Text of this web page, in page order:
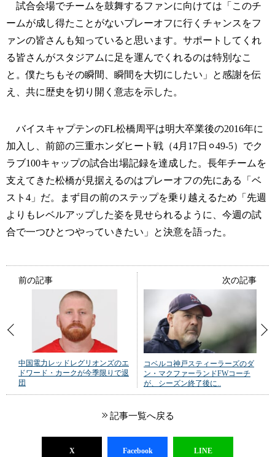
試合会場でチームを鼓舞するファンに向けては「このチ
ームが成し得たことがないプレーオフに行くチャンスをフ
ァンの皆さんも知っていると思います。サポートしてくれ
る皆さんがスタジアムに足を運んでくれるのは特別なこ
と。僕たちもその瞬間、瞬間を大切にしたい」と感謝を伝
え、共に歴史を切り開く意志を示した。
バイスキャプテンのFL松橋周平は明大卒業後の2016年に
加入し、前節の三重ホンダヒート戦（4月17日⚪︎49-5）でク
ラブ100キャップの試合出場記録を達成した。長年チームを
支えてきた松橋が見据えるのはプレーオフの先にある「ベ
スト4」だ。まず目の前のステップを乗り越えるため「先週
よりもレベルアップした姿を見せられるように、今週の試
合で一つひとつやっていきたい」と決意を語った。
前の記事
中国電力レッドレグリオンズのエ
ドワード・カークが今季限りで退
団
次の記事
コベルコ神戸スティーラーズのダ
ン・マクファーランドFWコーチ
が、シーズン終了後に..
記事一覧へ戻る
X Facebook LINE